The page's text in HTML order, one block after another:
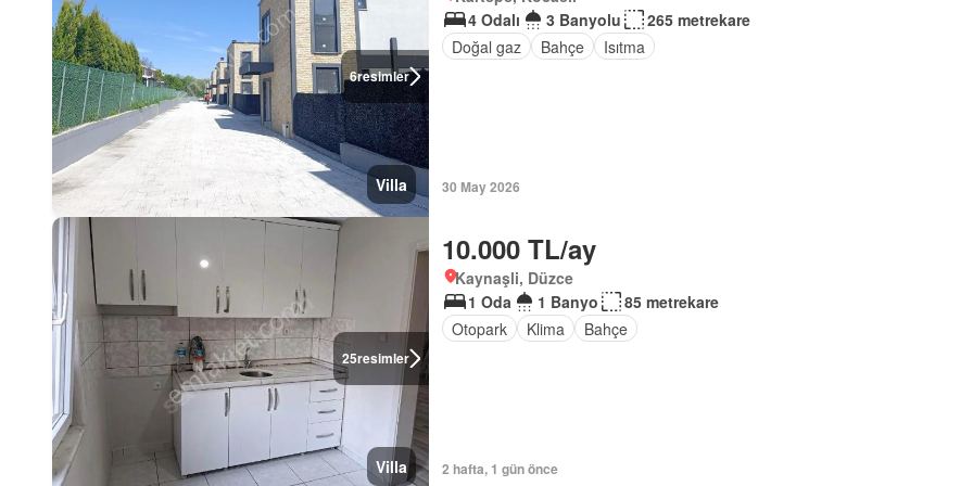
6resimler
Villa
4 Odalı
3 Banyolu
265 metrekare
Doğal gaz
Bahçe Isıtma
30 May 2026
25resimler
Villa
10.000 TL/ay
Kaynaşli, Düzce
1 Oda
1 Banyo
85 metrekare
Otopark
Klima Bahçe
2 hafta, 1 gün önce